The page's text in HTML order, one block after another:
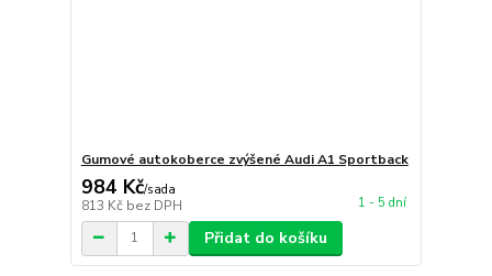
Gumové autokoberce zvýšené Audi A1 Sportback
984 Kč/sada
813 Kč bez DPH 1 - 5 dní
Přidat do košíku